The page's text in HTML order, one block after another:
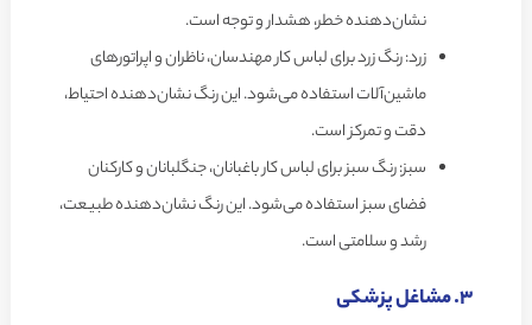
نشان‌دهنده خطر، هشدار و توجه است.
زرد: رنگ زرد برای لباس کار مهندسان، ناظران و اپراتورهای
ماشین‌آلات استفاده می‌شود. این رنگ نشان‌دهنده احتیاط،
دقت و تمرکز است.
سبز: رنگ سبز برای لباس کار باغبانان، جنگلبانان و کارکنان
فضای سبز استفاده می‌شود. این رنگ نشان‌دهنده طبیعت،
رشد و سلامتی است.
3. مشاغل پزشکی